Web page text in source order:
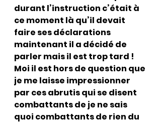
durant l’instruction c’était à
ce moment là qu’il devait
faire ses déclarations
maintenant il a décidé de
parler mais il est trop tard !
Moi il est hors de question que
je me laisse impressionner
par ces abrutis qui se disent
combattants de je ne sais
quoi combattants de rien du